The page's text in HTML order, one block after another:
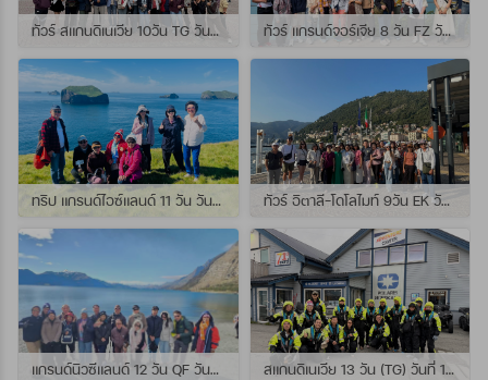
ทัวร์ สแกนดิเนเวีย 10วัน TG วันที่ 24 กรกฏาคม - 02 สิงหาคม 2569 เดินทางกับไกด์พี่ยอร์ช ทัวร์ แกรนด์จอร์เจีย 8 วัน FZ วันที่ 26 กรกฎาคม - 02 สิงหาคม 2569 เดินทางกับไกด์พี่โจ๊ก
ทริป แกรนด์ไอซ์แลนด์ 11 วัน วันที่ 25 กรกฏาคม - 04 สิงหาคม 2569 เดินทางกับไกด์พี่เปิ้ล ทัวร์ อิตาลี-โดโลไมท์ 9วัน EK วันที่ 21 - 29 กรกฏาคม 2569 เดินทางกับไกด์พี่หนุ่ม
แกรนด์นิวซีแลนด์ 12 วัน QF วันที่ 22 กรกฎาคม - 3 สิงหาคม 2569 เดินทางกับไกด์พี่โจ้ สแกนดิเนเวีย 13 วัน (TG) วันที่ 10-22 กรกฏาคม 2569 เดินทางกับไกด์พี่เต้ย